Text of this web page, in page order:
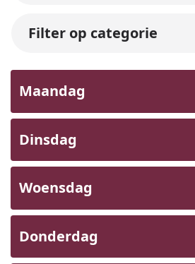
Filter op categorie
Maandag
Dinsdag
Woensdag
Donderdag